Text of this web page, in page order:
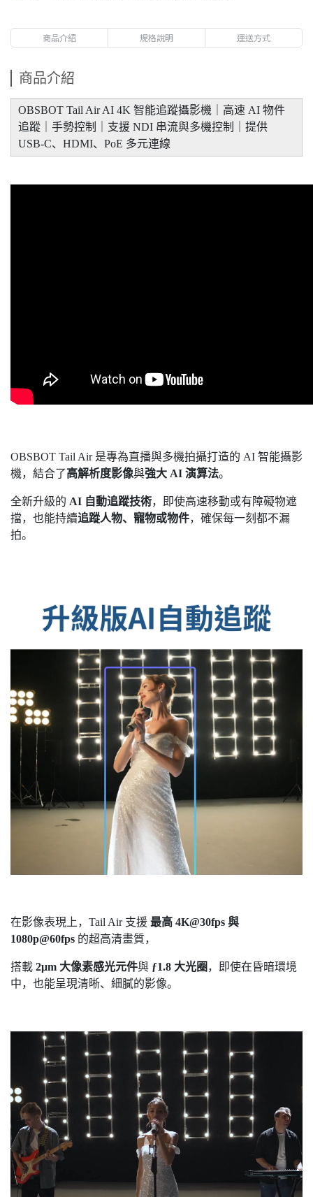
商品介紹 規格說明 運送方式
商品介紹
OBSBOT Tail Air AI 4K 智能追蹤攝影機｜高速 AI 物件
追蹤｜手勢控制｜支援 NDI 串流與多機控制｜提供
USB-C、HDMI、PoE 多元連線
OBSBOT Tail Air 是專為直播與多機拍攝打造的 AI 智能攝影
機，結合了高解析度影像與強大 AI 演算法。
全新升級的 AI 自動追蹤技術，即使高速移動或有障礙物遮
擋，也能持續追蹤人物、寵物或物件，確保每一刻都不漏
拍。
在影像表現上，Tail Air 支援 最高 4K@30fps 與
1080p@60fps 的超高清畫質，
搭載 2μm 大像素感光元件與 ƒ1.8 大光圈 ，即使在昏暗環境
中，也能呈現清晰、細膩的影像。